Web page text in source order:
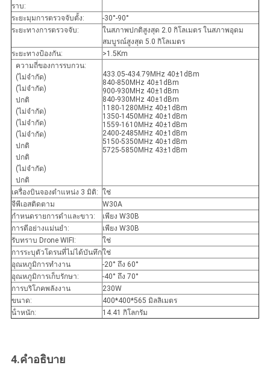
ราบ:
ระยะมุมการตรวจจับตั้ง:
-30°-90°
ระยะทางการตรวจจับ:
ในสภาพปกติสูงสุด 2.0 กิโลเมตร ในสภาพอุดม
สมบูรณ์สูงสุด 5.0 กิโลเมตร
ระยะทางป้องกัน:
>1.5Km
ความถี่ของการรบกวน:
(ไม่จํากัด)
(ไม่จํากัด)
ปกติ
(ไม่จํากัด)
(ไม่จํากัด)
(ไม่จํากัด)
ปกติ
ปกติ
(ไม่จํากัด)
ปกติ
433.05-434.79MHz 40±1dBm
840-850MHz 40±1dBm
900-930MHz 40±1dBm
840-930MHz 40±1dBm
1180-1280MHz 40±1dBm
1350-1450MHz 40±1dBm
1559-1610MHz 40±1dBm
2400-2485MHz 40±1dBm
5150-5350MHz 40±1dBm
5725-5850MHz 43±1dBm
เครื่องบินจองตําแหน่ง 3 มิติ: ใช่
จีพีเอสติดตาม
W30A
กําหนดรายการดําและขาว:
เพียง W30B
การตีอย่างแม่นยํา:
เพียง W30B
รับทราบ Drone WIFI:
ใช่
การระบุตัวโดรนที่ไม่ได้บันทึกใช่
อุณหภูมิการทํางาน
-20° ถึง 60°
อุณหภูมิการเก็บรักษา:
-40° ถึง 70°
การบริโภคพลังงาน
230W
ขนาด:
400*400*565 มิลลิเมตร
น้ําหนัก:
14.41 กิโลกรัม
4.คําอธิบาย